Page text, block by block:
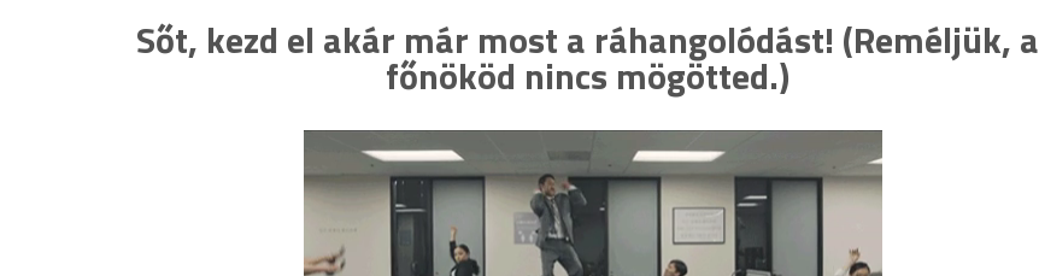
Sőt, kezd el akár már most a ráhangolódást! (Reméljük, a
főnököd nincs mögötted.)